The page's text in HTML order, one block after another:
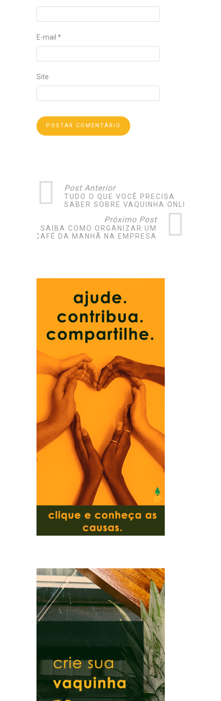
E-mail *
Site
Post Anterior
TUDO O QUE VOCÊ PRECISA
SABER SOBRE VAQUINHA ONLINE
Próximo Post
SAIBA COMO ORGANIZAR UM
CAFÉ DA MANHÃ NA EMPRESA